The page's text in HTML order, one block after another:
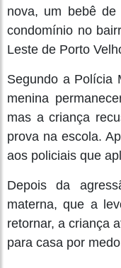
nova, um bebê
condomínio no
Leste de Porto
Segundo a Polícia
menina
mas a criança
prova na escola.
aos policiais que
Depois da
materna, que a
retornar, a criança
para casa por